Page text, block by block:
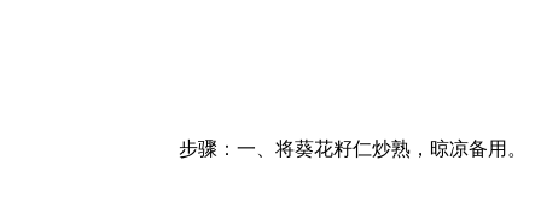
步骤：一、将葵花籽仁炒熟，晾凉备用。